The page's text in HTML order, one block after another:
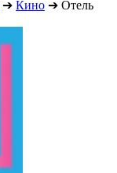
➔ Кино ➔ Отель